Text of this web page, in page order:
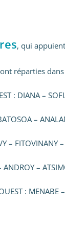
, qui appuient
réparties
: DIANA –
–
– FITOVINANY
ANDROY –
: MENABE